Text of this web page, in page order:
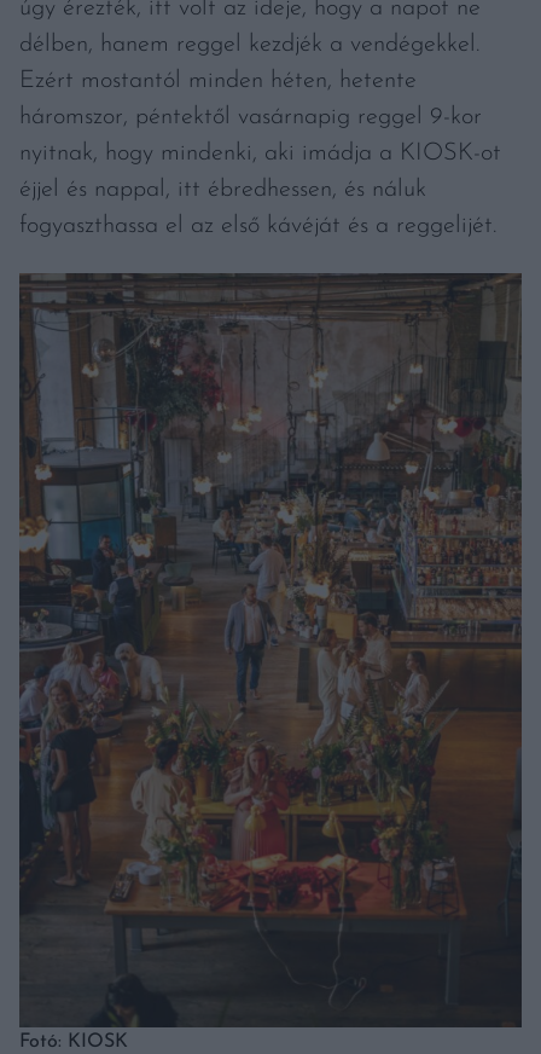
úgy érezték, itt volt az ideje, hogy a napot ne
délben, hanem reggel kezdjék a vendégekkel.
Ezért mostantól minden héten, hetente
háromszor, péntektől vasárnapig reggel 9-kor
nyitnak, hogy mindenki, aki imádja a KIOSK-ot
éjjel és nappal, itt ébredhessen, és náluk
fogyaszthassa el az első kávéját és a reggelijét.
Fotó: KIOSK